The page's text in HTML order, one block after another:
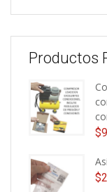
Productos
$
$